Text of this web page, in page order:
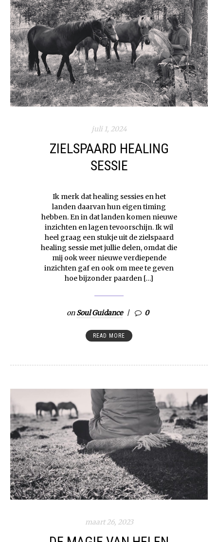
juli 1, 2024
ZIELSPAARD HEALING
SESSIE
Ik merk dat healing sessies en het
landen daarvan hun eigen timing
hebben. En in dat landen komen nieuwe
inzichten en lagen tevoorschijn. Ik wil
heel graag een stukje uit de zielspaard
healing sessie met jullie delen, omdat die
mij ook weer nieuwe verdiepende
inzichten gaf en ook om mee te geven
hoe bijzonder paarden […]
onSoul Guidance 0
READ MORE
maart 26, 2023